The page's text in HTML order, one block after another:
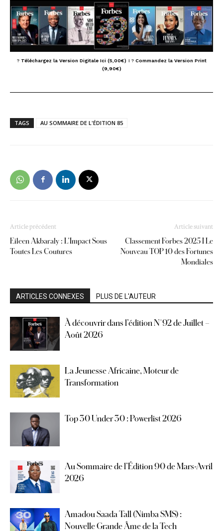
? Téléchargez la Version Digitale Ici (5,00€) I ? Commandez la Version Print
(9,90€)
TAGS AU SOMMAIRE DE L'ÉDITION 85
Article précédent
Eileen Akbaraly : L’Impact Sous
Toutes Les Coutures
Article suivant
Classement Forbes 2025 I Le
Nouveau TOP 10 des Fortunes
Mondiales
ARTICLES CONNEXES PLUS DE L'AUTEUR
À découvrir dans l’édition N°92 de Juillet –
Août 2026
La Jeunesse Africaine, Moteur de
Transformation
Top 30 Under 30 : Powerlist 2026
Au Sommaire de l’Édition 90 de Mars-Avril
2026
Amadou Saada Tall (Nimba SMS) :
Nouvelle Grande Âme de la Tech